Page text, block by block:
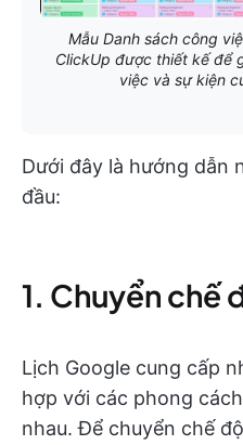
Mẫu Danh sách công
ClickUp được thiết kế để
việc và sự kiện
Dưới đây là hướng dẫn
đầu:
1. Chuyển chế
Lịch Google cung cấp
hợp với các phong
nhau. Để chuyển chế